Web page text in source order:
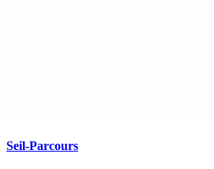
Seil-Parcours